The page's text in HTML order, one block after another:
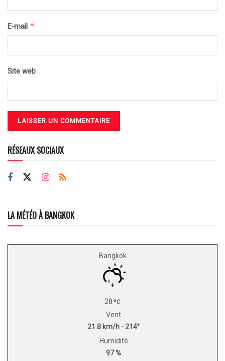
E-mail *
Site web
RÉSEAUX SOCIAUX
LA MÉTÉO À BANGKOK
Bangkok
28
Vent
21.8 km/h - 214°
Humidité
97 %